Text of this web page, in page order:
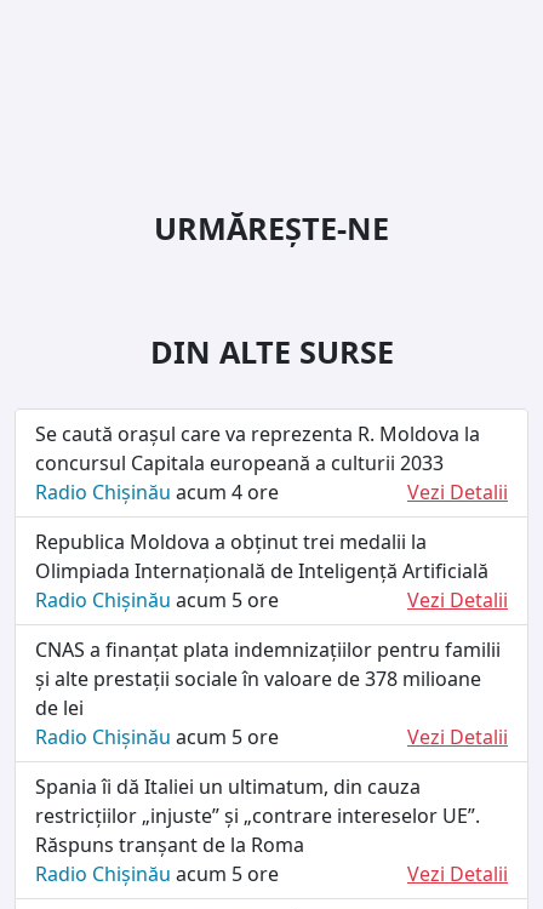
URMĂREȘTE-NE
DIN ALTE SURSE
Se caută orașul care va reprezenta R. Moldova la
concursul Capitala europeană a culturii 2033
Radio Chișinău acum 4 ore
Vezi Detalii
Republica Moldova a obținut trei medalii la
Olimpiada Internațională de Inteligență Artificială
Radio Chișinău acum 5 ore
Vezi Detalii
CNAS a finanțat plata indemnizațiilor pentru familii
și alte prestații sociale în valoare de 378 milioane
de lei
Radio Chișinău acum 5 ore
Vezi Detalii
Spania îi dă Italiei un ultimatum, din cauza
restricțiilor „injuste” și „contrare intereselor UE”.
Răspuns tranșant de la Roma
Radio Chișinău acum 5 ore
Vezi Detalii